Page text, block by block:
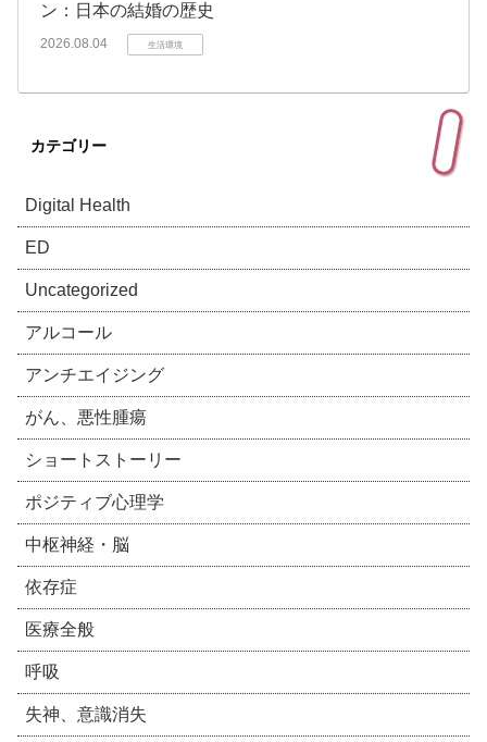
ン：日本の結婚の歴史
2026.08.04 生活環境
カテゴリー
Digital Health
ED
Uncategorized
アルコール
アンチエイジング
がん、悪性腫瘍
ショートストーリー
ポジティブ心理学
中枢神経・脳
依存症
医療全般
呼吸
失神、意識消失